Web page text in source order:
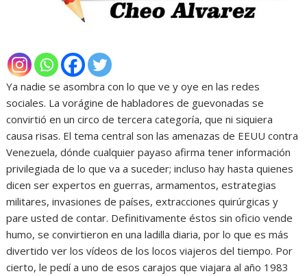
Ya nadie se asombra con lo que ve y oye en las redes
sociales. La vorágine de habladores de guevonadas se
convirtió en un circo de tercera categoría, que ni siquiera
causa risas. El tema central son las amenazas de EEUU contra
Venezuela, dónde cualquier payaso afirma tener información
privilegiada de lo que va a suceder; incluso hay hasta quienes
dicen ser expertos en guerras, armamentos, estrategias
militares, invasiones de países, extracciones quirúrgicas y
pare usted de contar. Definitivamente éstos sin oficio vende
humo, se convirtieron en una ladilla diaria, por lo que es más
divertido ver los vídeos de los locos viajeros del tiempo. Por
cierto, le pedí a uno de esos carajos que viajara al año 1983